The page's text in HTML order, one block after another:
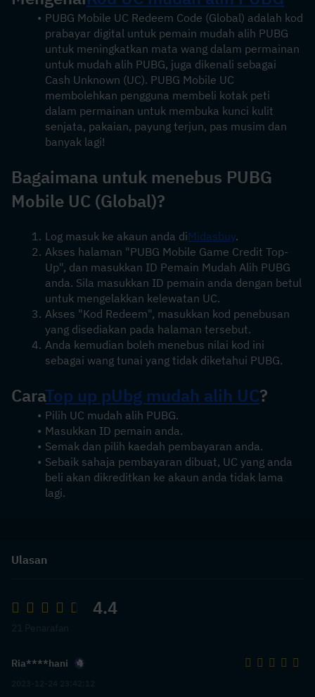
PUBG Mobile UC Redeem Code (Global) adalah kod
prabayar digital untuk pemain mudah alih PUBG
untuk meningkatkan mata wang dalam permainan
untuk mudah alih PUBG, juga dikenali sebagai
Cash Unknown (UC). PUBG Mobile UC
membolehkan pengguna membeli kotak peti
dalam permainan untuk membuka kunci kulit
senjata, pakaian, payung terjun, pas musim dan
banyak lagi!
Bagaimana untuk menebus PUBG
Mobile UC (Global)?
Log masuk ke akaun anda diMidasbuy.
Akses halaman "PUBG Mobile Game Credit Top-
Up", dan masukkan ID Pemain Mudah Alih PUBG
anda. Sila masukkan ID pemain anda dengan betul
untuk mengelakkan kelewatan UC.
Akses "Kod Redeem", masukkan kod penebusan
yang disediakan pada halaman tersebut.
Anda kemudian boleh menebus nilai kod ini
sebagai wang tunai yang tidak diketahui PUBG.
CaraTop up pUbg mudah alih UC?
Pilih UC mudah alih PUBG.
Masukkan ID pemain anda.
Semak dan pilih kaedah pembayaran anda.
Sebaik sahaja pembayaran dibuat, UC yang anda
beli akan dikreditkan ke akaun anda tidak lama
lagi.
Ulasan
4.4
Ria****hani